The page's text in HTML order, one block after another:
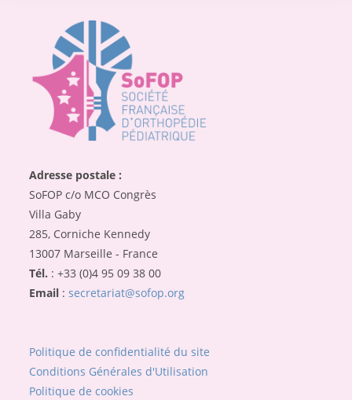
Adresse postale :
SoFOP c/o MCO Congrès
Villa Gaby
285, Corniche Kennedy
13007 Marseille - France
Tél. : +33 (0)4 95 09 38 00
Email :secretariat@sofop.org
Politique de confidentialité du site
Conditions Générales d'Utilisation
Politique de cookies